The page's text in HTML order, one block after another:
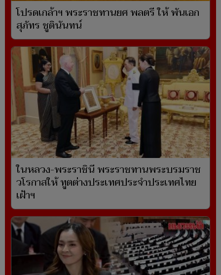
โปรดเกล้าฯ พระราชทานยศ พลตรี ให้ พันเอก
สุภัทร ชูตินันทน์
ในหลวง-พระราชินี พระราชทานพระบรมราช
วโรกาสให้ ทูตต่างประเทศประจำประเทศไทย
เฝ้าฯ